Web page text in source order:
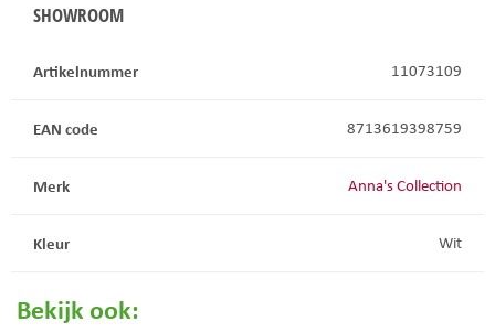
SHOWROOM
Artikelnummer 11073109
EAN code 8713619398759
Merk Anna's Collection
Kleur Wit
Bekijk ook: